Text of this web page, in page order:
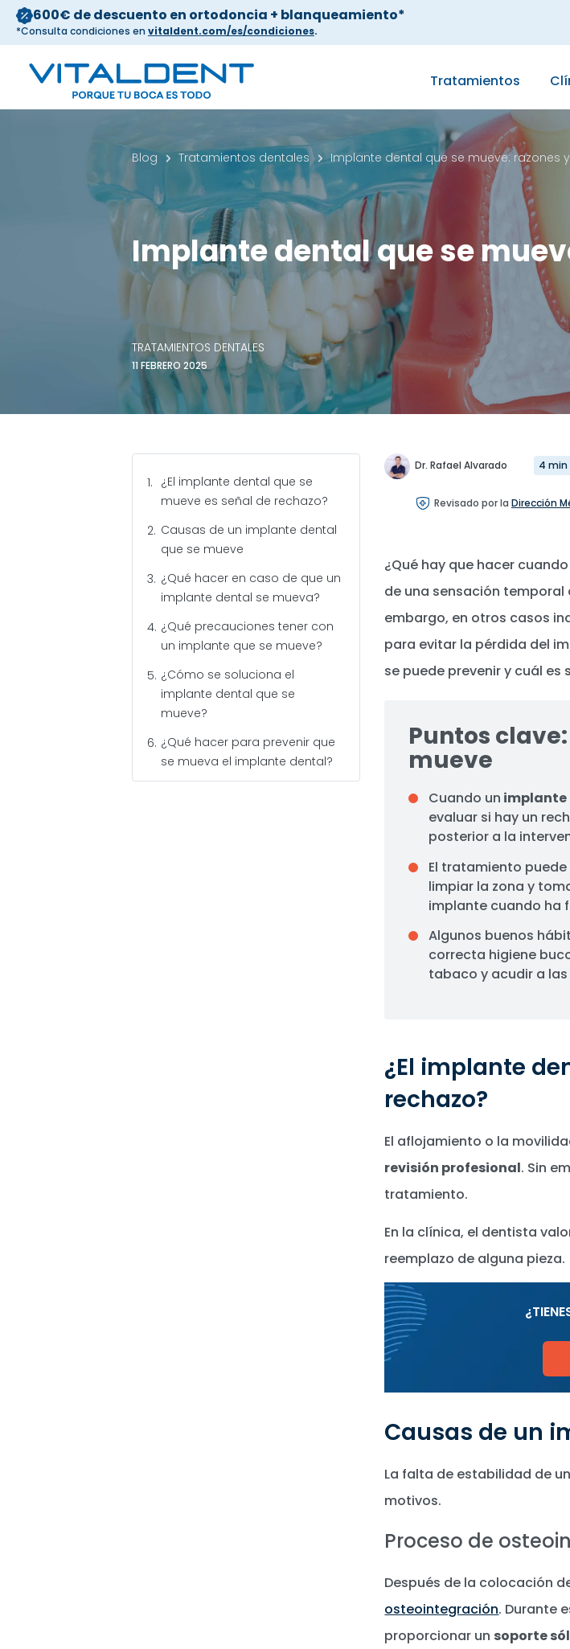
600€ de descuento en ortodoncia + blanqueamiento*
*Consulta condiciones en vitaldent.com/es/condiciones.
Tratamientos
Blog Tratamientos dentales Implante dental que se mueve: razones
Implante dental que se
TRATAMIENTOS DENTALES
11 FEBRERO 2025
¿El implante dental que se
mueve es señal de rechazo?
Causas de un implante dental
que se mueve
¿Qué hacer en caso de que un
implante dental se mueva?
¿Qué precauciones tener con
un implante que se mueve?
¿Cómo se soluciona el
implante dental que se
mueve?
¿Qué hacer para prevenir que
se mueva el implante dental?
Dr. Rafael Alvarado 4 min
Revisado por la Dirección
¿Qué hay que hacer
de una sensación
embargo, en otros casos
para evitar la pérdida del
se puede prevenir y cuál es
Puntos
mueve
Cuando un implante
evaluar si hay un
posterior a la
El tratamiento
limpiar la zona y
implante cuando ha
Algunos buenos
correcta higiene
tabaco y acudir a
¿El implante
rechazo?
El aflojamiento o la
revisión profesional. Sin
tratamiento.
En la clínica, el dentista
reemplazo de alguna pieza.
Causas de un
La falta de estabilidad de
motivos.
Proceso de
Después de la colocación
osteointegración. Durante
proporcionar un soporte